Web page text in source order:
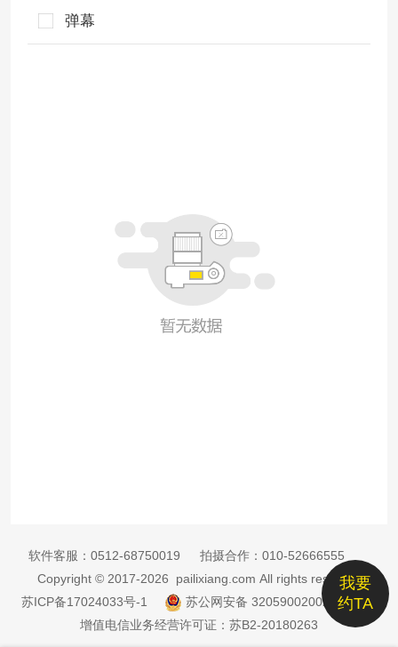
弹幕
我要
约TA
软件客服： 0512-68750019 拍摄合作： 010-52666555
Copyright © 2017-2026 pailixiang.com All rights reserved
苏ICP备17024033号-1
苏公网安备 32059002002885号
增值电信业务经营许可证：苏B2-20180263